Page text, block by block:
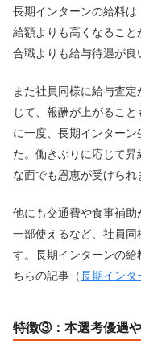
長期インターンの給料
給額よりも高くなるこ
合職よりも給与待遇が良
また社員同様に給与査
じて、報酬が上がるこ
に一度、長期インター
た。働きぶりに応じて
な面でも恩恵が受けられ
他にも交通費や食事補
一部使えるなど、社員
す。長期インターンの給
ちらの記事（長期インタ
特徴③：本選考優遇